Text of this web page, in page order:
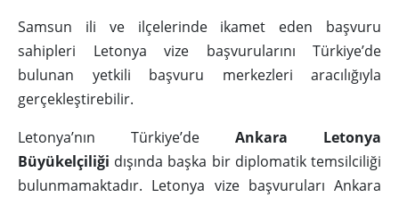
Samsun ili ve ilçelerinde ikamet eden başvuru
sahipleri Letonya vize başvurularını Türkiye’de
bulunan yetkili başvuru merkezleri aracılığıyla
gerçekleştirebilir.
Letonya’nın Türkiye’de Ankara Letonya
Büyükelçiliği dışında başka bir diplomatik temsilciliği
bulunmamaktadır. Letonya vize başvuruları Ankara